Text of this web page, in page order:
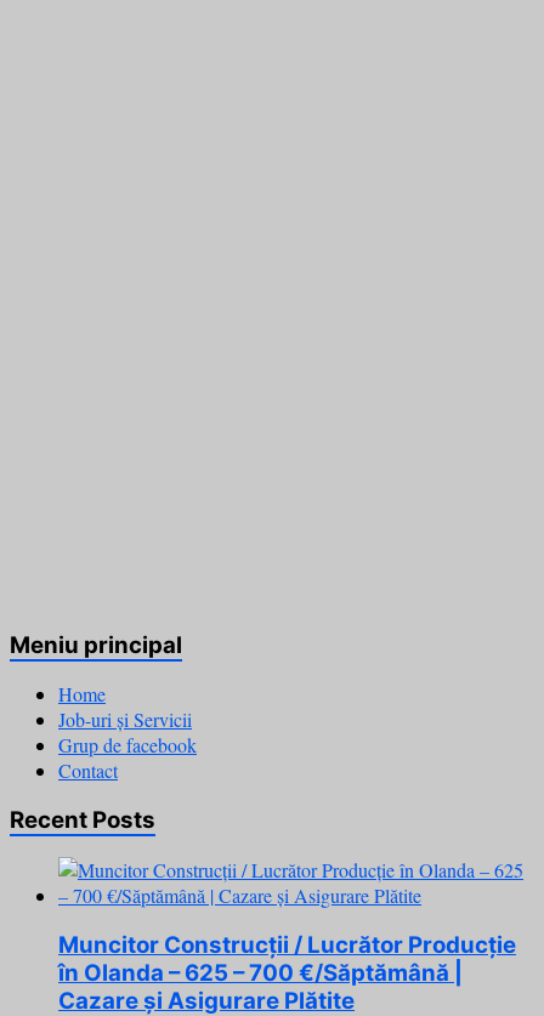
Meniu principal
Home
Job-uri și Servicii
Grup de facebook
Contact
Recent Posts
Muncitor Construcții / Lucrător Producție
în Olanda – 625 – 700 €/Săptămână |
Cazare și Asigurare Plătite